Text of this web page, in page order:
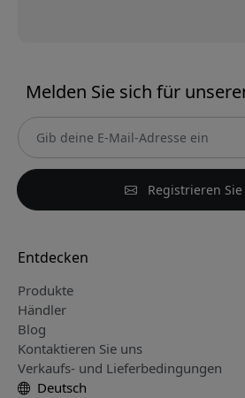
Melden Sie sich für
Registrieren
Entdecken
Produkte
Händler
Blog
Kontaktieren Sie uns
Verkaufs- und Lieferbedingungen
Deutsch